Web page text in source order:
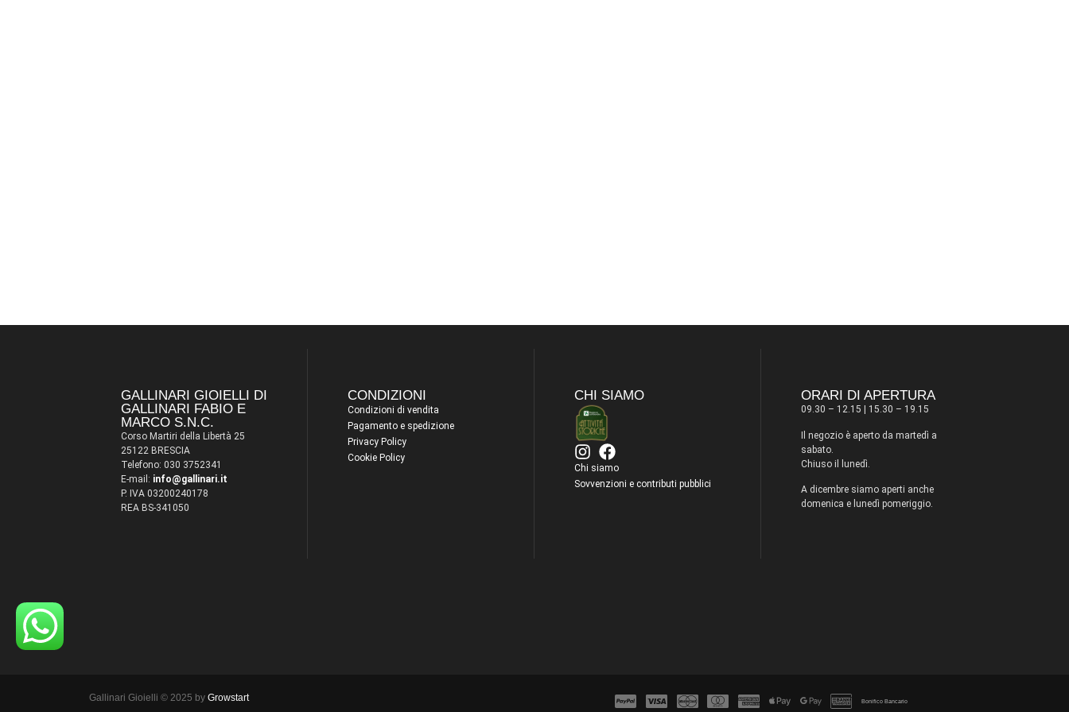
GALLINARI GIOIELLI DI
GALLINARI FABIO E
MARCO S.N.C.
Corso Martiri della Libertà 25
25122 BRESCIA
Telefono: 030 3752341
E-mail: info@gallinari.it
P. IVA 03200240178
REA BS-341050
CONDIZIONI
Condizioni di vendita
Pagamento e spedizione
Privacy Policy
Cookie Policy
CHI SIAMO
Chi siamo
Sovvenzioni e contributi pubblici
ORARI DI APERTURA
09.30 – 12.15 | 15.30 – 19.15
Il negozio è aperto da martedì a
sabato.
Chiuso il lunedì.
A dicembre siamo aperti anche
domenica e lunedì pomeriggio.
Gallinari Gioielli © 2025 by Growstart Bonifico Bancario